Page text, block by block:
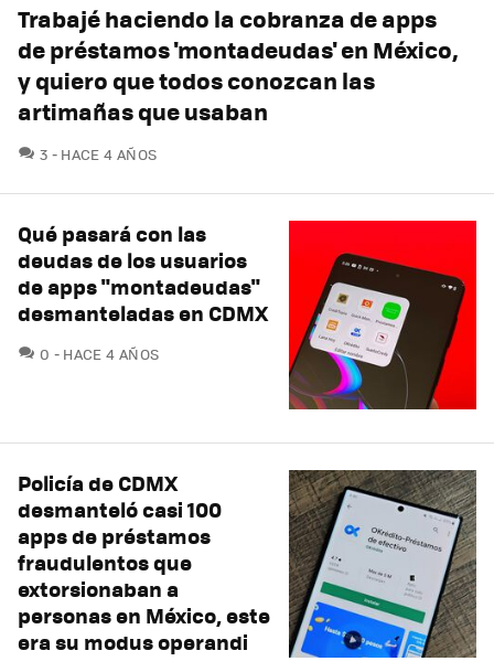
Trabajé haciendo la cobranza de apps
de préstamos 'montadeudas' en México,
y quiero que todos conozcan las
artimañas que usaban
3 COMENTARIOS
HACE 4 AÑOS
Qué pasará con las
deudas de los usuarios
de apps "montadeudas"
desmanteladas en CDMX
0 COMENTARIOS
HACE 4 AÑOS
Policía de CDMX
desmanteló casi 100
apps de préstamos
fraudulentos que
extorsionaban a
personas en México, este
era su modus operandi